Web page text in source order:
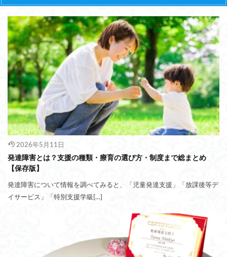
2026年5月11日
発達障害とは？支援の種類・療育の選び方・制度まで総まとめ
【保存版】
発達障害について情報を調べてみると、「児童発達支援」「放課後等デ
イサービス」「特別支援学級[…]